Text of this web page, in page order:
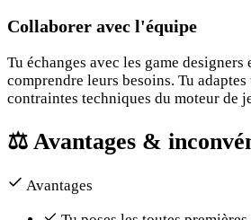
Collaborer avec l'équipe
Tu échanges avec les game
comprendre leurs besoins. Tu
contraintes techniques du moteur de
⚖️ Avantages &
Avantages